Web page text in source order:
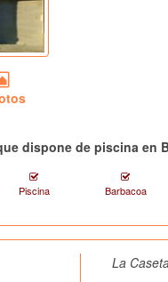
dispone de piscina en
Piscina Barbacoa
La